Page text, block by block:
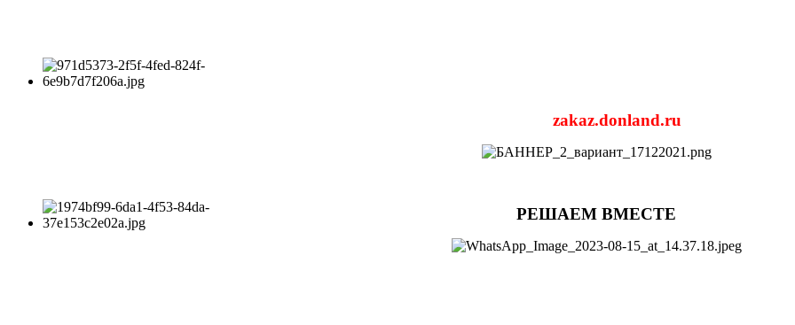
zakaz.donland.ru
РЕШАЕМ ВМЕСТЕ